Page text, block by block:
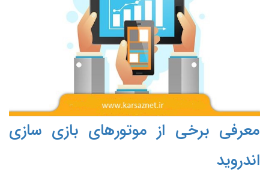
معرفی برخی از موتورهای بازی سازی
اندروید